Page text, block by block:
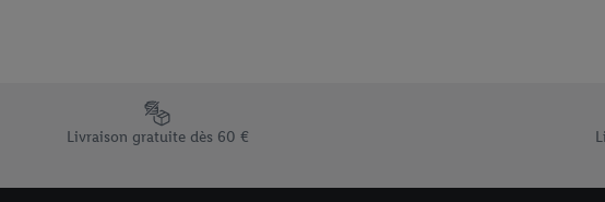
Élément du pied de page avec les différents arguments de vente uniques de
Livraison gratuite dès 60 €